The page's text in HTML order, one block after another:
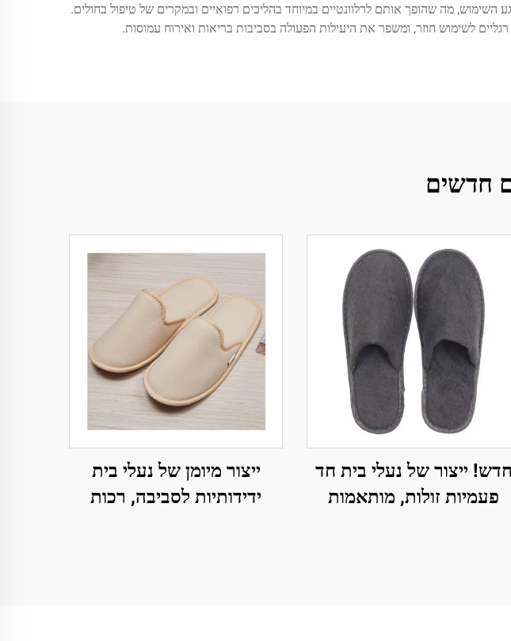
מה שהופך אותם לרלוונטיים במיוחד בהליכים רפואיים ובמקרים של טיפול בחולים.
לשימוש חוזר, ומשפר את היעילות הפעולה בסביבות בריאות ואירוח עמוסות.
חדשים
חדש! ייצור של נעלי בית חד
פעמיות זולות, מותאמות
ייצור מיומן של נעלי בית
ידידותיות לסביבה, רכות